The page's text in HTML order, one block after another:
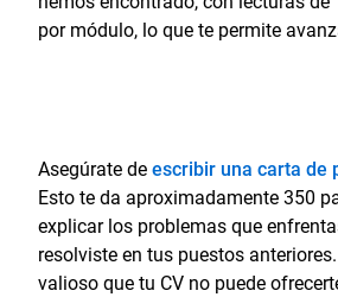
por módulo, lo que te permite
Asegúrate deescribir una carta de
Esto te da aproximadamente 350
explicar los problemas que
resolviste en tus puestos
valioso que tu CV no puede